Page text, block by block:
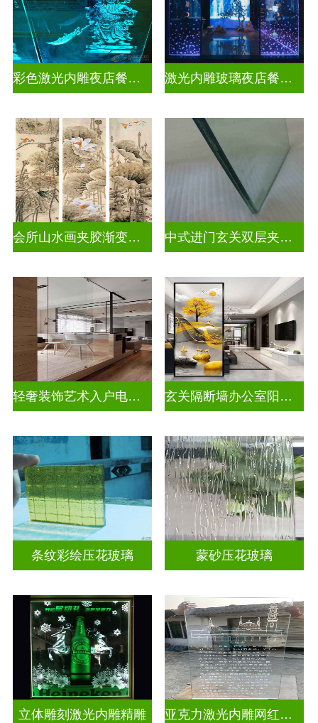
彩色激光内雕夜店餐厅装饰 激光内雕玻璃夜店餐厅装饰
会所山水画夹胶渐变玻璃 中式进门玄关双层夹娟玻璃
轻奢装饰艺术入户电视玻璃背景墙 玄关隔断墙办公室阳台挡门玻璃背景墙
条纹彩绘压花玻璃 蒙砂压花玻璃
立体雕刻激光内雕精雕 亚克力激光内雕网红打卡背景